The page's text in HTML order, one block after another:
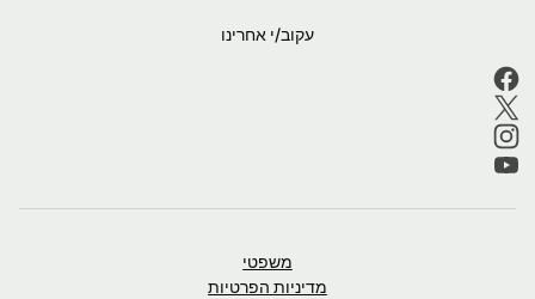
עקוב/י אחרינו
משפטי
מדיניות הפרטיות